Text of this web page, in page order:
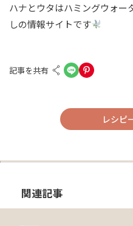
ハナとウタはハミングウォー
しの情報サイトです
記事を共有
レシピ
関連記事